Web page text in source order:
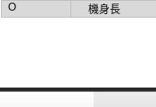
O
機身長